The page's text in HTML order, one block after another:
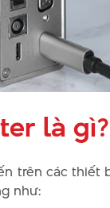
là gì?
trên các thiết
như: